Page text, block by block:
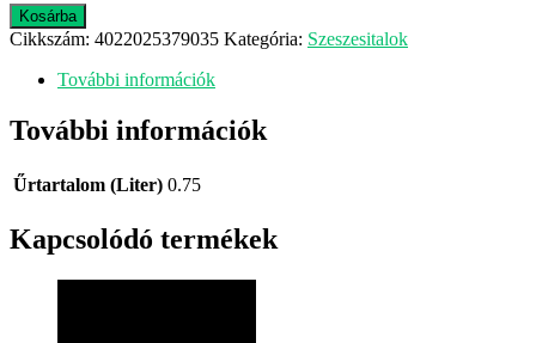
Blue
Nun
Rose
0,75L
mennyiség
Kosárba
Cikkszám: 4022025379035 Kategória: Szeszesitalok
További információk
További információk
Űrtartalom (Liter) 0.75
Kapcsolódó termékek